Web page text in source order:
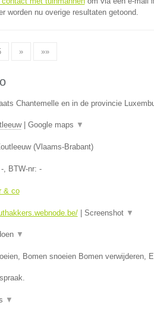
worden nu overige resultaten getoond.
» »»
Chantemelle en in de provincie
| Google maps ▼
(Vlaams-Brabant)
-, BTW-nr: -
& co
| Screenshot ▼
▼
Bomen snoeien Bomen verwijderen,
▼